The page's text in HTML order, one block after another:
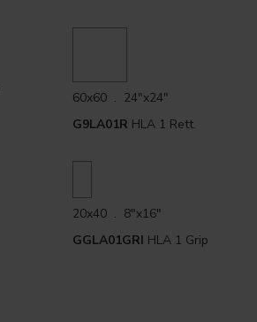
60x60 . 24"x24"
G9LA01R HLA 1 Rett.
20x40 . 8"x16"
GGLA01GRI HLA 1 Grip